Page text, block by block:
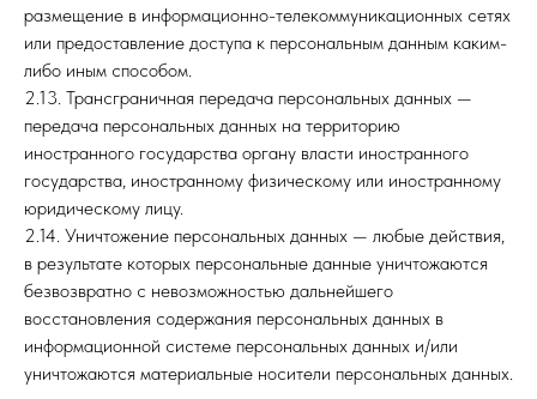
размещение в информационно-телекоммуникационных сетях
или предоставление доступа к персональным данным каким-
либо иным способом.
2.13. Трансграничная передача персональных данных —
передача персональных данных на территорию
иностранного государства органу власти иностранного
государства, иностранному физическому или иностранному
юридическому лицу.
2.14. Уничтожение персональных данных — любые действия,
в результате которых персональные данные уничтожаются
безвозвратно с невозможностью дальнейшего
восстановления содержания персональных данных в
информационной системе персональных данных и/или
уничтожаются материальные носители персональных данных.